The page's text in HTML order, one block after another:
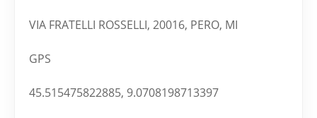
VIA FRATELLI ROSSELLI, 20016, PERO, MI
GPS
45.515475822885, 9.0708198713397